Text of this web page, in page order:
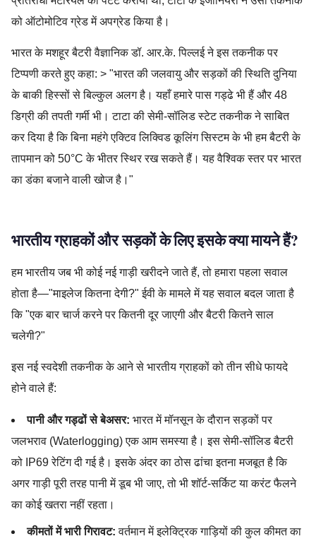
को ऑटोमोटिव ग्रेड में अपग्रेड किया है।
भारत के मशहूर बैटरी वैज्ञानिक डॉ. आर.के. पिल्लई ने इस तकनीक पर
टिप्पणी करते हुए कहा: > "भारत की जलवायु और सड़कों की स्थिति दुनिया
के बाकी हिस्सों से बिल्कुल अलग है। यहाँ हमारे पास गड्ढे भी हैं और 48
डिग्री की तपती गर्मी भी। टाटा की सेमी-सॉलिड स्टेट तकनीक ने साबित
कर दिया है कि बिना महंगे एक्टिव लिक्विड कूलिंग सिस्टम के भी हम बैटरी के
तापमान को 50°C के भीतर स्थिर रख सकते हैं। यह वैश्विक स्तर पर भारत
का डंका बजाने वाली खोज है।"
भारतीय ग्राहकों और सड़कों के लिए इसके क्या मायने हैं?
हम भारतीय जब भी कोई नई गाड़ी खरीदने जाते हैं, तो हमारा पहला सवाल
होता है—"माइलेज कितना देगी?" ईवी के मामले में यह सवाल बदल जाता है
कि "एक बार चार्ज करने पर कितनी दूर जाएगी और बैटरी कितने साल
चलेगी?"
इस नई स्वदेशी तकनीक के आने से भारतीय ग्राहकों को तीन सीधे फायदे
होने वाले हैं:
पानी और गड्ढों से बेअसर: भारत में मॉनसून के दौरान सड़कों पर
जलभराव (Waterlogging) एक आम समस्या है। इस सेमी-सॉलिड बैटरी
को IP69 रेटिंग दी गई है। इसके अंदर का ठोस ढांचा इतना मजबूत है कि
अगर गाड़ी पूरी तरह पानी में डूब भी जाए, तो भी शॉर्ट-सर्किट या करंट फैलने
का कोई खतरा नहीं रहता।
कीमतों में भारी गिरावट: वर्तमान में इलेक्ट्रिक गाड़ियों की कुल कीमत का